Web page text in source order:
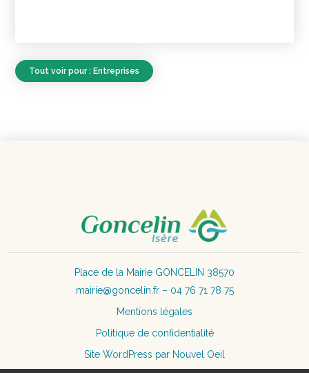
Tout voir pour : Entreprises
Place de la Mairie GONCELIN 38570
mairie@goncelin.fr – 04 76 71 78 75
Mentions légales
Politique de confidentialité
Site WordPress par Nouvel Oeil